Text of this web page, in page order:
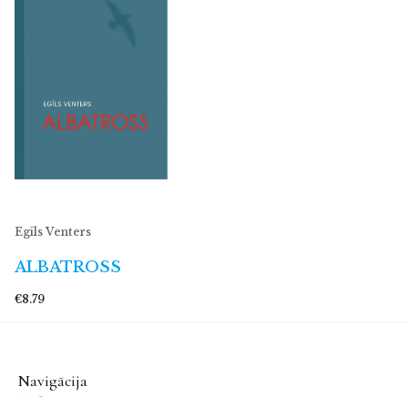
Egīls Venters
ALBATROSS
€8.79
Navigācija